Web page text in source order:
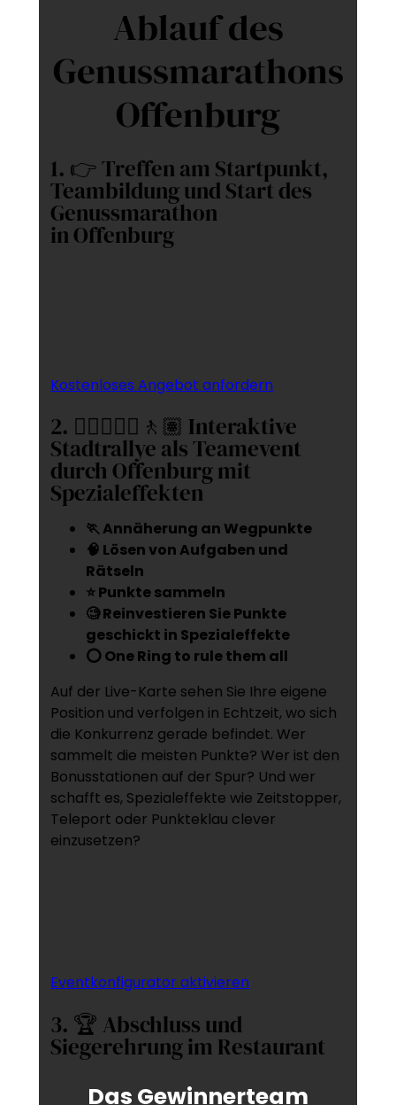
Ablauf des
Genussmarathons
Offenburg
1. 👉 Treffen am Startpunkt,
Teambildung und Start des
Genussmarathon
in Offenburg
Kostenloses Angebot anfordern
2. 🚶‍♂️🚶🏻‍♀️🚶🏽 Interaktive
Stadtrallye als Teamevent
durch Offenburg mit
Spezialeffekten
🏃 Annäherung an Wegpunkte
🧠 Lösen von Aufgaben und
Rätseln
⭐ Punkte sammeln
🧐 Reinvestieren Sie Punkte
geschickt in Spezialeffekte
⭕ One Ring to rule them all
Auf der Live-Karte sehen Sie Ihre eigene
Position und verfolgen in Echtzeit, wo sich
die Konkurrenz gerade befindet. Wer
sammelt die meisten Punkte? Wer ist den
Bonusstationen auf der Spur? Und wer
schafft es, Spezialeffekte wie Zeitstopper,
Teleport oder Punkteklau clever
einzusetzen?
Eventkonfigurator aktivieren
3. 🏆 Abschluss und
Siegerehrung im Restaurant
Das Gewinnerteam